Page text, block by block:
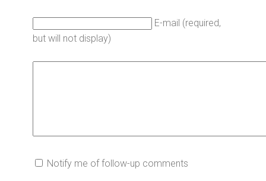
E-mail (required,
but will not display)
Notify me of follow-up comments